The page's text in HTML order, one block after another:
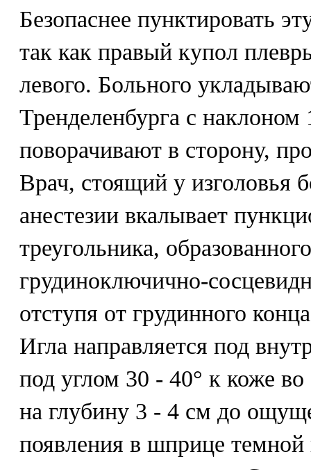
Безопаснее пунктировать
так как правый купол
левого. Больного
Тренделенбурга с наклоном
поворачивают в сторону,
Врач, стоящий у изголовья
анестезии вкалывает
треугольника,
грудиноключично-
отступя от грудинного
Игла направляется под
под углом 30 - 40° к коже
на глубину 3 - 4 см до
появления в шприце темной